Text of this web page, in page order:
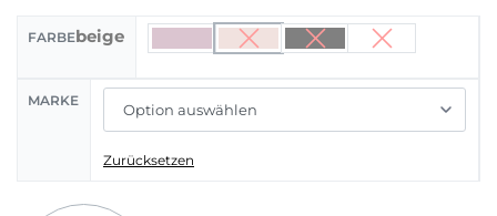
FARBEbeige
MARKE
Zurücksetzen